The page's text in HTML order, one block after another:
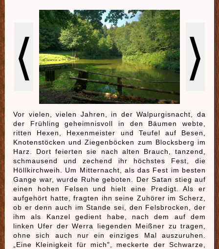
⟨ ⟩
Vor vielen, vielen Jahren, in der Walpurgisnacht, da
der Frühling geheimnisvoll in den Bäumen webte,
ritten Hexen, Hexenmeister und Teufel auf Besen,
Knotenstöcken und Ziegenböcken zum Blocksberg im
Harz. Dort feierten sie nach alten Brauch, tanzend,
schmausend und zechend ihr höchstes Fest, die
Höllkirchweih. Um Mitternacht, als das Fest im besten
Gange war, wurde Ruhe geboten. Der Satan stieg auf
einen hohen Felsen und hielt eine Predigt. Als er
aufgehört hatte, fragten ihn seine Zuhörer im Scherz,
ob er denn auch im Stande sei, den Felsbrocken, der
ihm als Kanzel gedient habe, nach dem auf dem
linken Ufer der Werra liegenden Meißner zu tragen,
ohne sich auch nur ein einziges Mal auszuruhen.
„Eine Kleinigkeit für mich", meckerte der Schwarze,